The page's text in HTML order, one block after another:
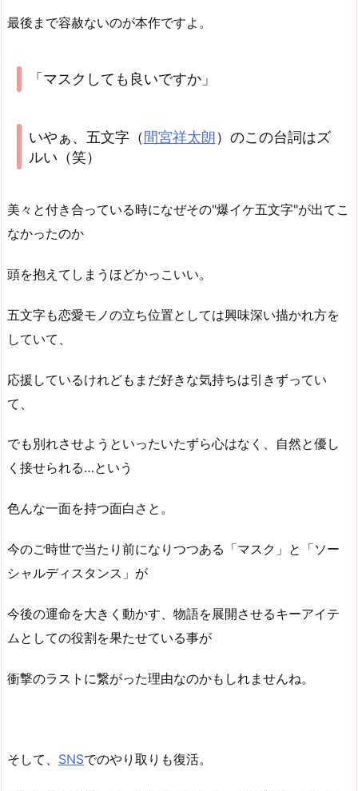
最後まで容赦ないのが本作ですよ。
「マスクしても良いですか」
いやぁ、五文字（間宮祥太朗）のこの台詞はズ
ルい（笑）
美々と付き合っている時になぜその"爆イケ五文字"が出てこ
なかったのか
頭を抱えてしまうほどかっこいい。
五文字も恋愛モノの立ち位置としては興味深い描かれ方を
していて、
応援しているけれどもまだ好きな気持ちは引きずってい
て、
でも別れさせようといったいたずら心はなく、自然と優し
く接せられる…という
色んな一面を持つ面白さと。
今のご時世で当たり前になりつつある「マスク」と「ソー
シャルディスタンス」が
今後の運命を大きく動かす、物語を展開させるキーアイテ
ムとしての役割を果たせている事が
衝撃のラストに繋がった理由なのかもしれませんね。
そして、 SNSでのやり取りも復活。